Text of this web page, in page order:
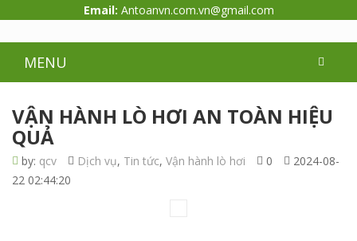
Email: Antoanvn.com.vn@gmail.com
MENU
VẬN HÀNH LÒ HƠI AN TOÀN HIỆU
QUẢ
by: qcv Dịch vụ, Tin tức, Vận hành lò hơi 0
2024-08-
22 02:44:20